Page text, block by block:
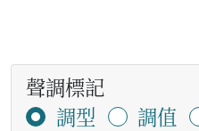
聲調標記
調型
調值